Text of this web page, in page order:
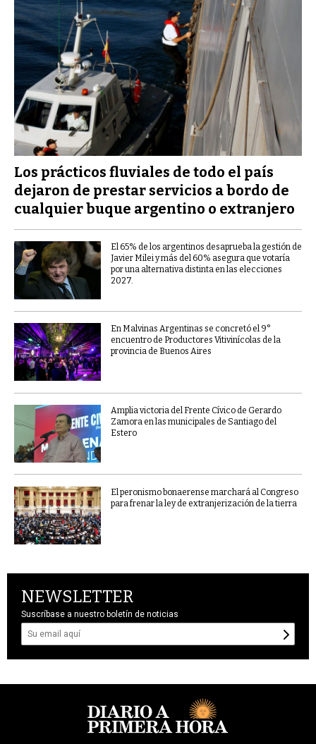
Los prácticos fluviales de todo el país
dejaron de prestar servicios a bordo de
cualquier buque argentino o extranjero
El 65% de los argentinos desaprueba la gestión de
Javier Milei y más del 60% asegura que votaría
por una alternativa distinta en las elecciones
2027.
En Malvinas Argentinas se concretó el 9°
encuentro de Productores Vitivinícolas de la
provincia de Buenos Aires
Amplia victoria del Frente Cívico de Gerardo
Zamora en las municipales de Santiago del
Estero
El peronismo bonaerense marchará al Congreso
para frenar la ley de extranjerización de la tierra
NEWSLETTER
Suscríbase a nuestro boletín de noticias